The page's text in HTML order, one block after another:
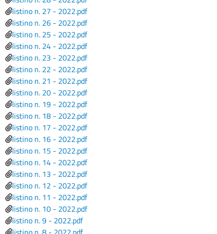
File
listino n. 27 - 2022.pdf
File
listino n. 26 - 2022.pdf
File
listino n. 25 - 2022.pdf
File
listino n. 24 - 2022.pdf
File
listino n. 23 - 2022.pdf
File
listino n. 22 - 2022.pdf
File
listino n. 21 - 2022.pdf
File
listino n. 20 - 2022.pdf
File
listino n. 19 - 2022.pdf
File
listino n. 18 - 2022.pdf
File
listino n. 17 - 2022.pdf
File
listino n. 16 - 2022.pdf
File
listino n. 15 - 2022.pdf
File
listino n. 14 - 2022.pdf
File
listino n. 13 - 2022.pdf
File
listino n. 12 - 2022.pdf
File
listino n. 11 - 2022.pdf
File
listino n. 10 - 2022.pdf
File
listino n. 9 - 2022.pdf